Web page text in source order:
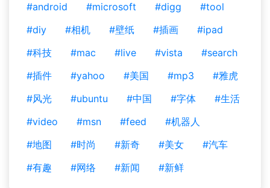
#android
#microsoft #digg
#tool
#diy
#相机 #壁纸 #插画
#ipad
#科技
#mac #live #vista
#search
#插件
#yahoo #美国 #mp3
#雅虎
#风光
#ubuntu #中国 #字体
#生活
#video
#msn #feed
#机器人
#地图
#时尚 #新奇 #美女
#汽车
#有趣
#网络 #新闻 #新鲜